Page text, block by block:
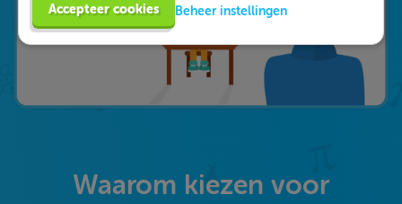
Waarom kiezen voor
Accepteer cookies Beheer instellingen